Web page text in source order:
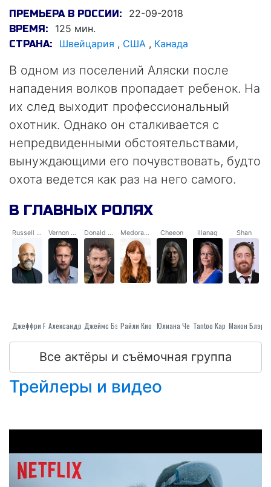
ПРЕМЬЕРА В РОССИИ: 22-09-2018
ВРЕМЯ: 125 мин.
СТРАНА: Швейцария , США , Канада
В одном из поселений Аляски после
нападения волков пропадает ребенок. На
их след выходит профессиональный
охотник. Однако он сталкивается с
непредвиденными обстоятельствами,
вынуждающими его почувствовать, будто
охота ведется как раз на него самого.
В ГЛАВНЫХ РОЛЯХ
Russell Core
Джеффри Райт
Vernon Slone
Александр Скарсгард
Donald Marium
Джеймс Бэдж Дэйл
Medora Slone
Райли Кио
Cheeon
Юлиана Черных Антилоп
Illanaq
Tantoo Кардинал
Shan
Макон Блэр
Все актёры и съёмочная группа
Трейлеры и видео